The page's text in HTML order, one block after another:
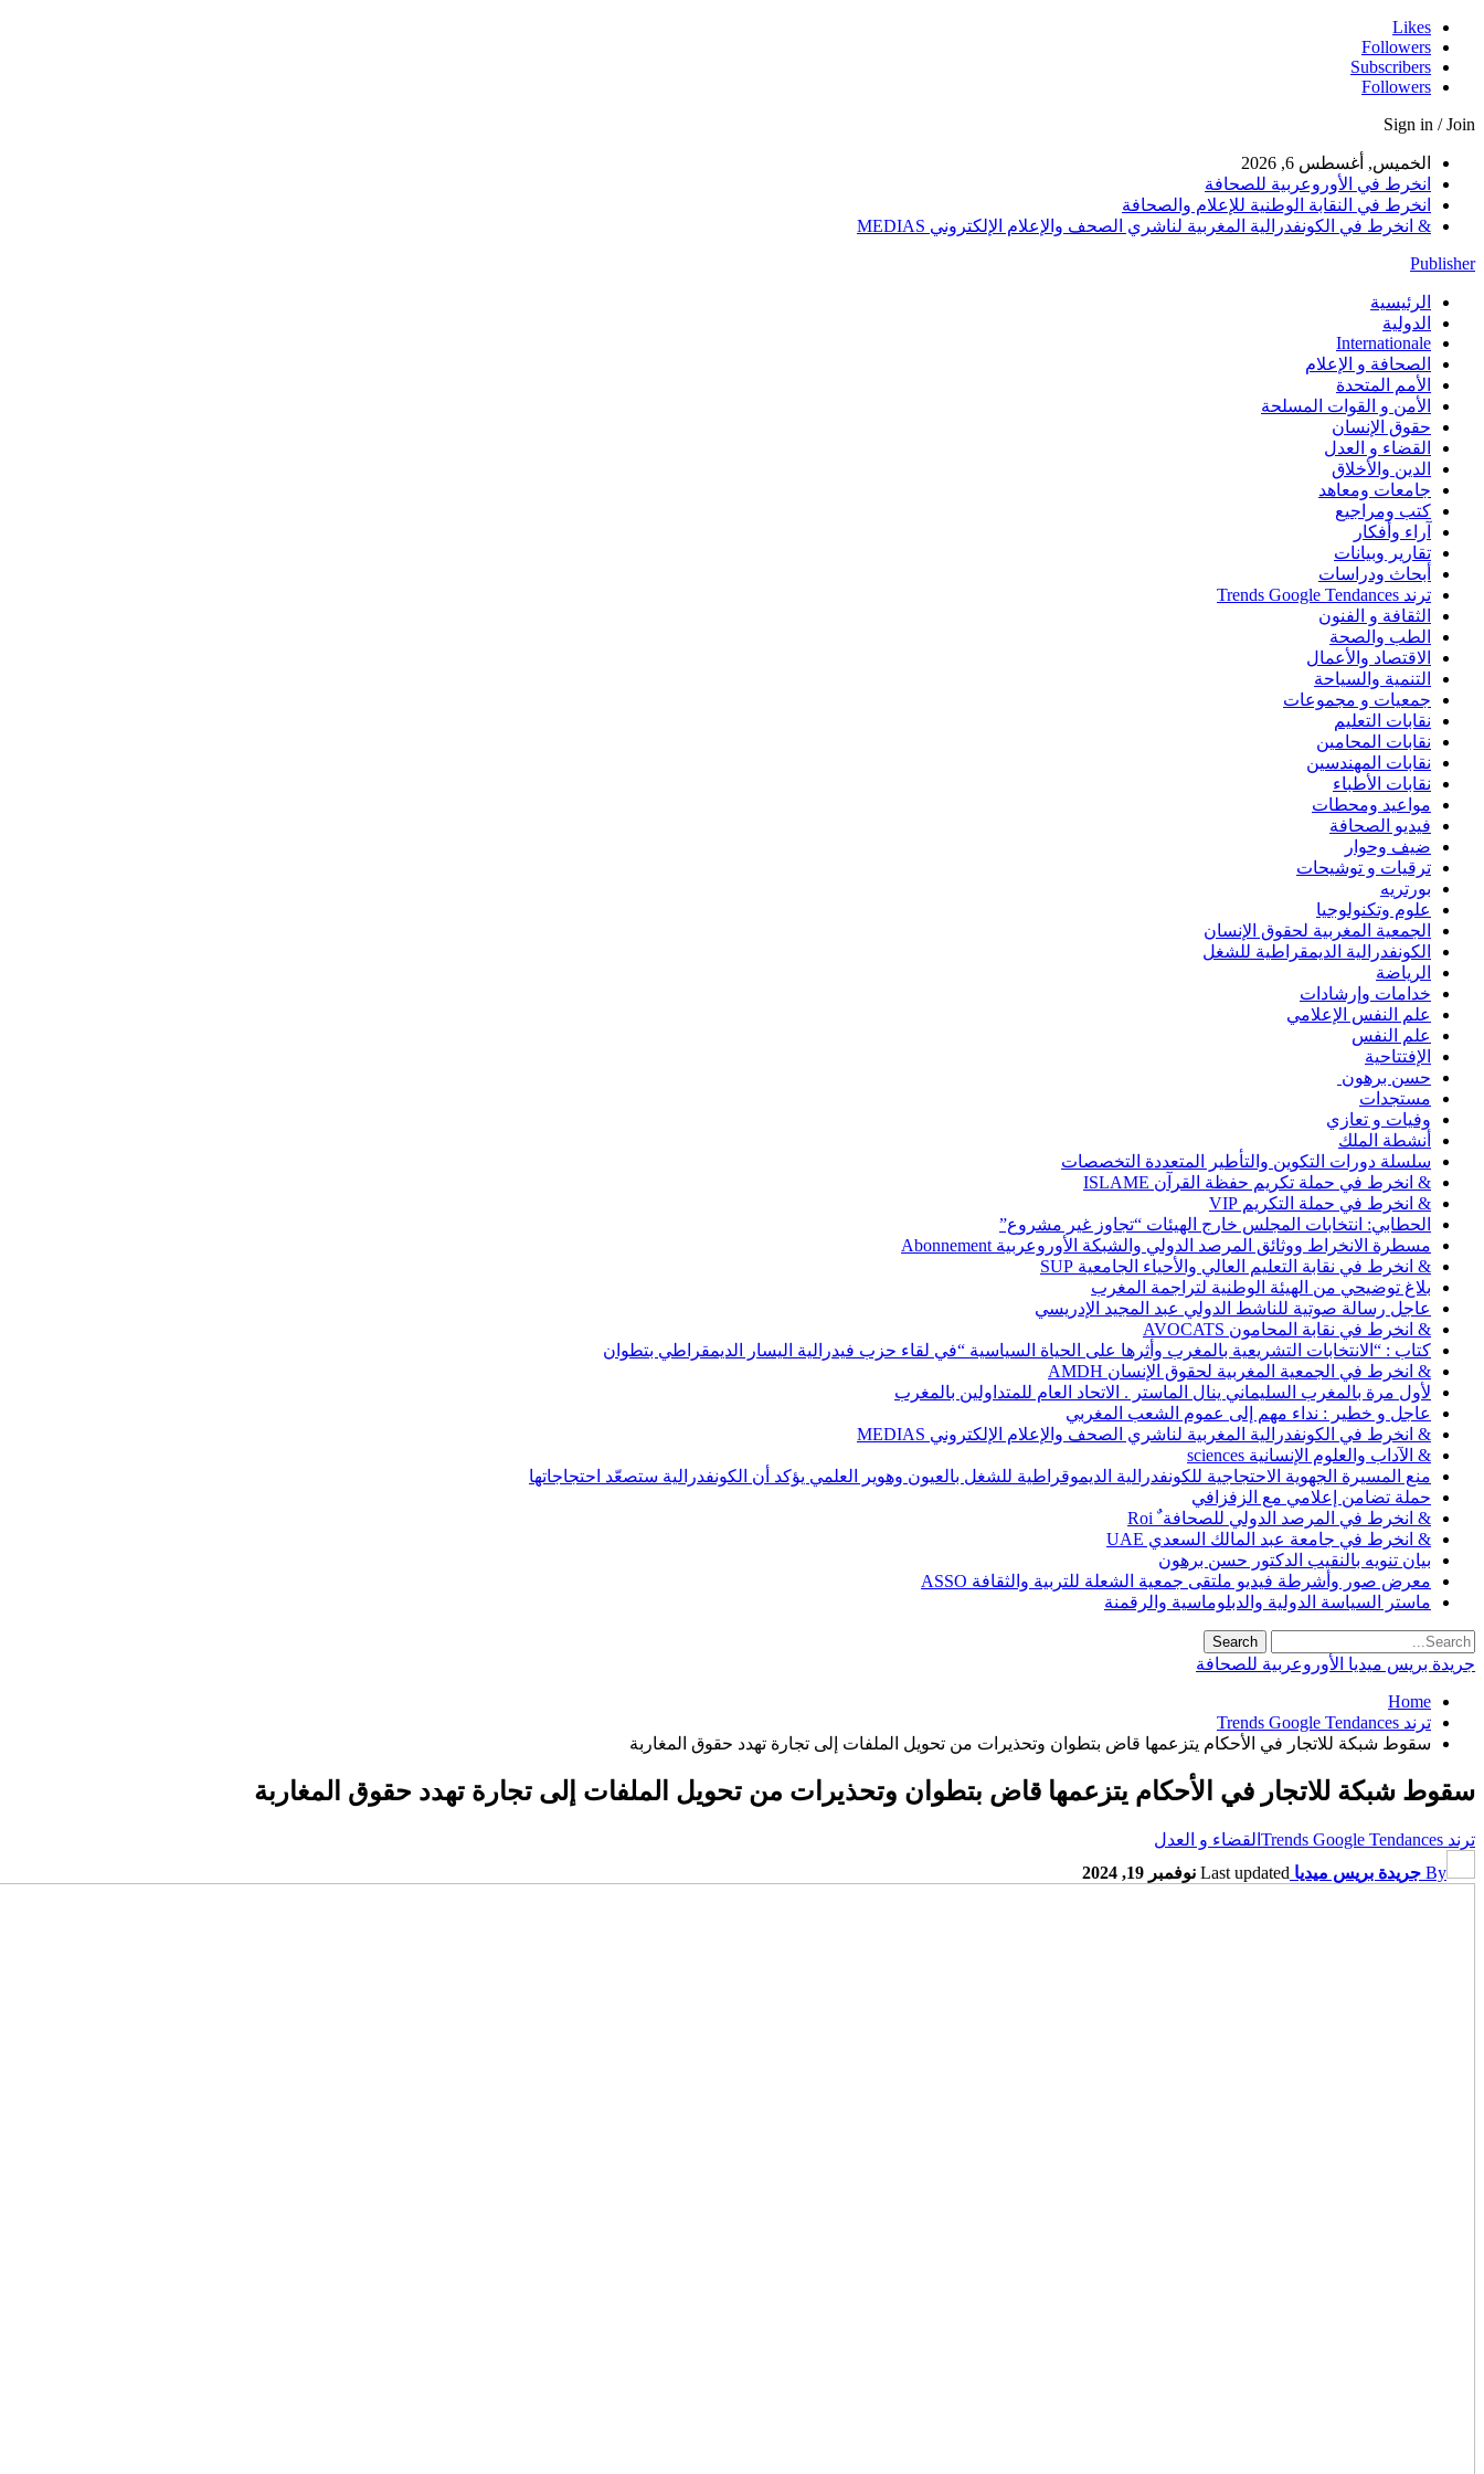
Likes
Followers
Subscribers
Followers
Sign in / Join
الخميس, أغسطس 6, 2026
انخرط في الأوروعربية للصحافة
انخرط في النقابة الوطنية للإعلام والصحافة
& انخرط في الكونفدرالية المغربية لناشري الصحف والإعلام الإلكتروني MEDIAS
Publisher
الرئيسية
الدولية
Internationale
الصحافة و الإعلام
الأمم المتحدة
الأمن و القوات المسلحة
حقوق الإنسان
القضاء و العدل
الدين والأخلاق
جامعات ومعاهد
كتب ومراجيع
آراء وأفكار
تقارير وبيانات
أبحاث ودراسات
ترند Trends Google Tendances
الثقافة و الفنون
الطب والصحة
الاقتصاد والأعمال
التنمية والسياحة
جمعيات و مجموعات
نقابات التعليم
نقابات المحامين
نقابات المهندسين
نقابات الأطباء
مواعيد ومحطات
فيديو الصحافة
ضيف وحوار
ترقيات و توشيحات
بورتريه
علوم وتكنولوجيا
الجمعية المغربية لحقوق الإنسان
الكونفدرالية الديمقراطية للشغل
الرياضة
خدامات وإرشادات
علم النفس الإعلامي
علم النفس
الإفتتاحية
حسن برهون
مستجدات
وفيات و تعازي
أنشطة الملك
سلسلة دورات التكوين والتأطير المتعددة التخصصات
& انخرط في حملة تكريم حفظة القرآن ISLAME
& انخرط في حملة التكريم VIP
الحطابي: انتخابات المجلس خارج الهيئات “تجاوز غير مشروع”
مسطرة الانخراط ووثائق المرصد الدولي والشبكة الأوروعربية Abonnement
& انخرط في نقابة التعليم العالي والأحياء الجامعية SUP
بلاغ توضيحي من الهيئة الوطنية لتراجمة المغرب
عاجل رسالة صوتية للناشط الدولي عبد المجيد الإدريسي
& انخرط في نقابة المحامون AVOCATS
كتاب : “الانتخابات التشريعية بالمغرب وأثرها على الحياة السياسية “في لقاء حزب فيدرالية اليسار الديمقراطي بتطوان
& انخرط في الجمعية المغربية لحقوق الإنسان AMDH
لأول مرة بالمغرب السليماني ينال الماستر . الاتحاد العام للمتداولين بالمغرب
عاجل و خطير : نداء مهم إلى عموم الشعب المغربي
& انخرط في الكونفدرالية المغربية لناشري الصحف والإعلام الإلكتروني MEDIAS
& الآداب والعلوم الإنسانية sciences
منع المسيرة الجهوية الاحتجاجية للكونفدرالية الديموقراطية للشغل بالعيون وهوير العلمي يؤكد أن الكونفدرالية ستصعّد احتجاجاتها
حملة تضامن إعلامي مع الزفزافي
& انخرط في المرصد الدولي للصحافة ٌ Roi
& انخرط في جامعة عبد المالك السعدي UAE
بيان تنويه بالنقيب الدكتور حسن برهون
معرض صور وأشرطة فيديو ملتقى جمعية الشعلة للتربية والثقافة ASSO
ماستر السياسة الدولية والدبلوماسية والرقمنة
جريدة بريس ميديا الأوروعربية للصحافة
Home
ترند Trends Google Tendances
سقوط شبكة للاتجار في الأحكام يتزعمها قاض بتطوان وتحذيرات من تحويل الملفات إلى تجارة تهدد حقوق المغاربة
سقوط شبكة للاتجار في الأحكام يتزعمها قاض بتطوان وتحذيرات من تحويل الملفات إلى تجارة تهدد حقوق المغاربة
ترند Trends Google Tendances
القضاء و العدل
By جريدة بريس ميديا Last updated نوفمبر 19, 2024